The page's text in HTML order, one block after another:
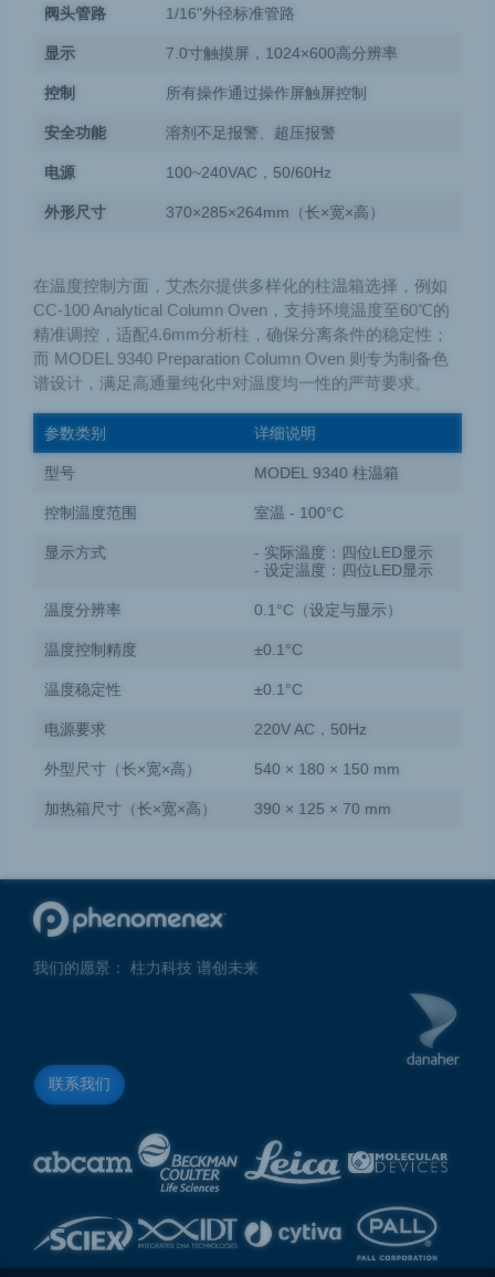
阀头管路 1/16"外径标准管路
显示 7.0寸触摸屏，1024×600高分辨率
控制 所有操作通过操作屏触屏控制
安全功能 溶剂不足报警、超压报警
电源 100~240VAC，50/60Hz
外形尺寸 370×285×264mm（长×宽×高）
在温度控制方面，艾杰尔提供多样化的柱温箱选择，例如
CC-100 Analytical Column Oven，支持环境温度至60℃的
精准调控，适配4.6mm分析柱，确保分离条件的稳定性；
而 MODEL 9340 Preparation Column Oven 则专为制备色
谱设计，满足高通量纯化中对温度均一性的严苛要求。
参数类别 详细说明
型号 MODEL 9340 柱温箱
控制温度范围 室温 - 100°C
显示方式
- 实际温度：四位LED显示
- 设定温度：四位LED显示
温度分辨率 0.1°C（设定与显示）
温度控制精度 ±0.1°C
温度稳定性 ±0.1°C
电源要求 220V AC，50Hz
外型尺寸（长×宽×高） 540 × 180 × 150 mm
加热箱尺寸（长×宽×高） 390 × 125 × 70 mm
我们的愿景： 柱力科技 谱创未来
联系我们